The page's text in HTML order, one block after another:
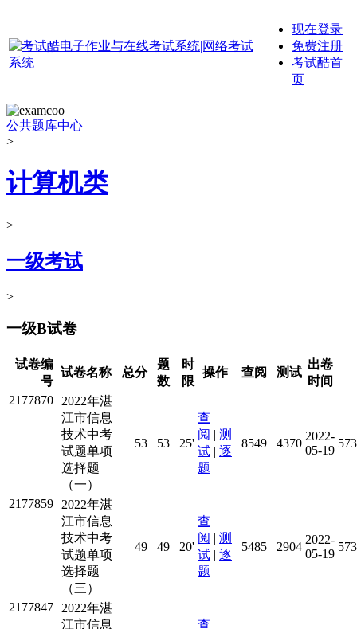
现在登录
免费注册
考试酷首
页
公共题库中心
>
计算机类
>
一级考试
>
一级B试卷
试卷编
号
试卷名称 总分
题
数
时
限
操作 查阅 测试
出卷
时间
2177870
2022年湛
江市信息
技术中考
试题单项
选择题
（一）
53 53 25'
查
阅 | 测
试 | 逐
题
8549 4370
2022-
05-19
2177859
2022年湛
江市信息
技术中考
试题单项
选择题
（三）
49 49 20'
查
阅 | 测
试 | 逐
题
5485 2904
2022-
05-19
2177847
2022年湛
江市信息
查